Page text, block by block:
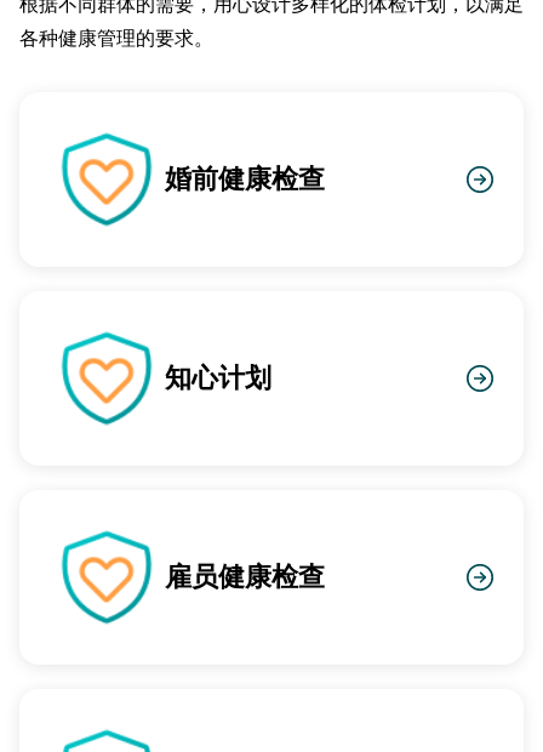
根据不同群体的需要，用心设计多样化的体检计划，以满足
各种健康管理的要求。
婚前健康检查
知心计划
雇员健康检查